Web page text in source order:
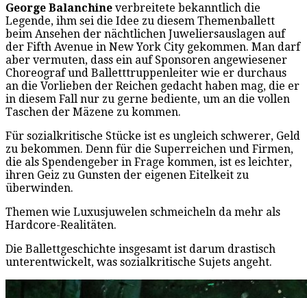
George Balanchine verbreitete bekanntlich die
Legende, ihm sei die Idee zu diesem Themenballett
beim Ansehen der nächtlichen Juweliersauslagen auf
der Fifth Avenue in New York City gekommen. Man darf
aber vermuten, dass ein auf Sponsoren angewiesener
Choreograf und Balletttruppenleiter wie er durchaus
an die Vorlieben der Reichen gedacht haben mag, die er
in diesem Fall nur zu gerne bediente, um an die vollen
Taschen der Mäzene zu kommen.
Für sozialkritische Stücke ist es ungleich schwerer, Geld
zu bekommen. Denn für die Superreichen und Firmen,
die als Spendengeber in Frage kommen, ist es leichter,
ihren Geiz zu Gunsten der eigenen Eitelkeit zu
überwinden.
Themen wie Luxusjuwelen schmeicheln da mehr als
Hardcore-Realitäten.
Die Ballettgeschichte insgesamt ist darum drastisch
unterentwickelt, was sozialkritische Sujets angeht.